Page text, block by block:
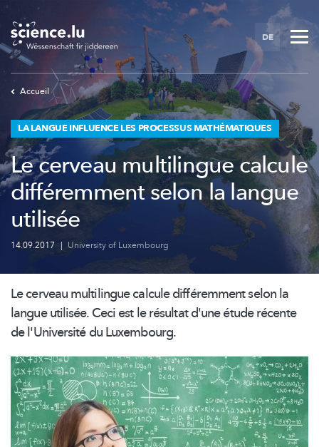
Skip
main
content
DE
Accueil
LA LANGUE INFLUENCE LES PROCESSUS MATHÉMATIQUES
Le cerveau multilingue calcule
différemment selon la langue
utilisée
14.09.2017 | University of Luxembourg
Le cerveau multilingue calcule différemment selon la
langue utilisée. Ceci est le résultat d'une étude récente
de l'Université du Luxembourg.